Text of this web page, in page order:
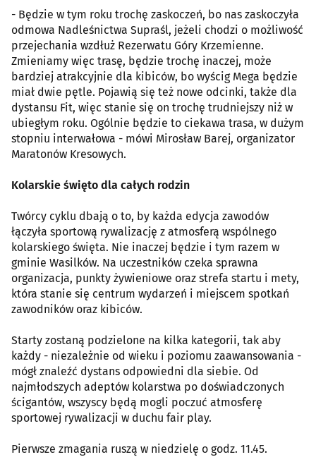
- Będzie w tym roku trochę zaskoczeń, bo nas zaskoczyła
odmowa Nadleśnictwa Supraśl, jeżeli chodzi o możliwość
przejechania wzdłuż Rezerwatu Góry Krzemienne.
Zmieniamy więc trasę, będzie trochę inaczej, może
bardziej atrakcyjnie dla kibiców, bo wyścig Mega będzie
miał dwie pętle. Pojawią się też nowe odcinki, także dla
dystansu Fit, więc stanie się on trochę trudniejszy niż w
ubiegłym roku. Ogólnie będzie to ciekawa trasa, w dużym
stopniu interwałowa - mówi Mirosław Barej, organizator
Maratonów Kresowych.
Kolarskie święto dla całych rodzin
Twórcy cyklu dbają o to, by każda edycja zawodów
łączyła sportową rywalizację z atmosferą wspólnego
kolarskiego święta. Nie inaczej będzie i tym razem w
gminie Wasilków. Na uczestników czeka sprawna
organizacja, punkty żywieniowe oraz strefa startu i mety,
która stanie się centrum wydarzeń i miejscem spotkań
zawodników oraz kibiców.
Starty zostaną podzielone na kilka kategorii, tak aby
każdy - niezależnie od wieku i poziomu zaawansowania -
mógł znaleźć dystans odpowiedni dla siebie. Od
najmłodszych adeptów kolarstwa po doświadczonych
ścigantów, wszyscy będą mogli poczuć atmosferę
sportowej rywalizacji w duchu fair play.
Pierwsze zmagania ruszą w niedzielę o godz. 11.45.